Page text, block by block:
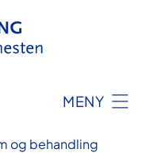
MENY
og behandling